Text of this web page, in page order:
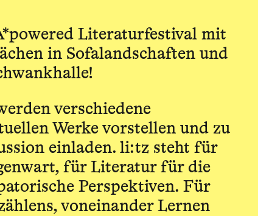
Literaturfestival mit
in Sofalandschaften und
verschiedene
Werke vorstellen und zu
einladen. li:tz steht für
für Literatur für die
Perspektiven. Für
voneinander Lernen